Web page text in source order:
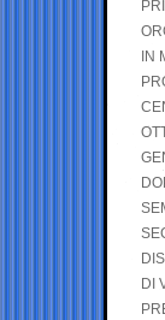
IN
DI